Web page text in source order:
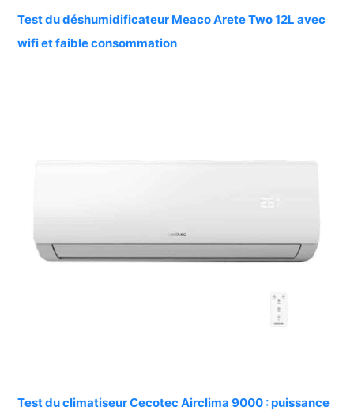
Test du déshumidificateur Meaco Arete Two 12L avec
wifi et faible consommation
Test du climatiseur Cecotec Airclima 9000 : puissance